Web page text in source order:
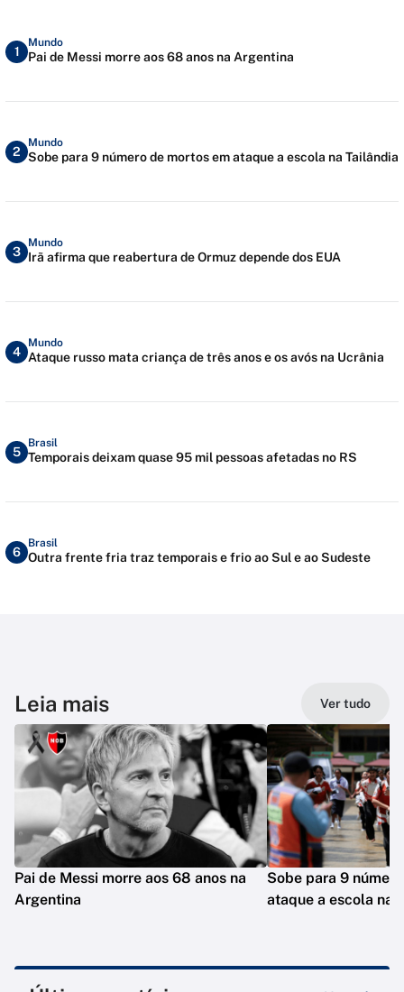
1
Mundo
Pai de Messi morre aos 68 anos na Argentina
2
Mundo
Sobe para 9 número de mortos em ataque a escola na Tailândia
3
Mundo
Irã afirma que reabertura de Ormuz depende dos EUA
4
Mundo
Ataque russo mata criança de três anos e os avós na Ucrânia
5
Brasil
Temporais deixam quase 95 mil pessoas afetadas no RS
6
Brasil
Outra frente fria traz temporais e frio ao Sul e ao Sudeste
Leia mais Ver tudo
Pai de Messi morre aos 68 anos na
Argentina
Sobe para 9
ataque a escola na